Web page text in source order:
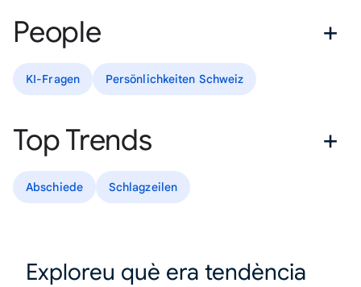
People
KI-Fragen Persönlichkeiten Schweiz
Top Trends
Abschiede Schlagzeilen
Exploreu què era tendència